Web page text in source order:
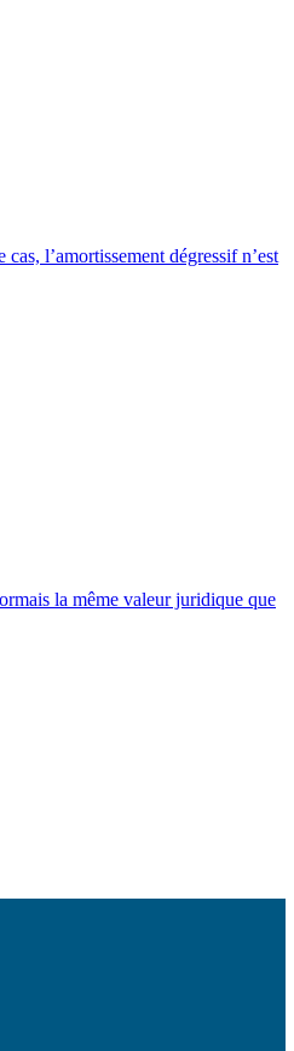
l’amortissement dégressif n’est
la même valeur juridique que